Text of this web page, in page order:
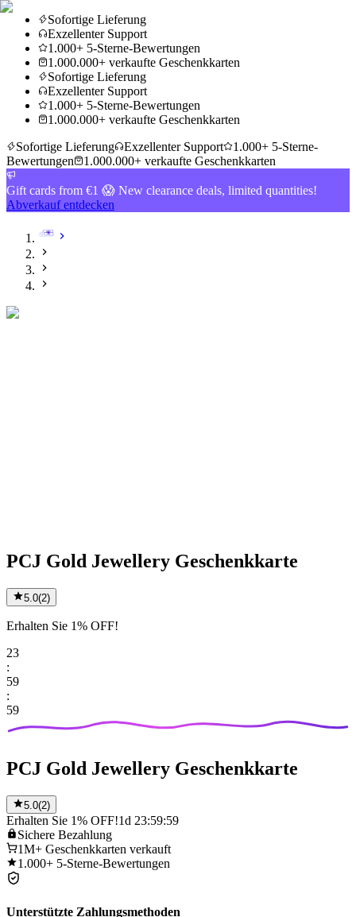
Sofortige Lieferung
Exzellenter Support
1.000+ 5-Sterne-Bewertungen
1.000.000+ verkaufte Geschenkkarten
Sofortige Lieferung
Exzellenter Support
1.000+ 5-Sterne-Bewertungen
1.000.000+ verkaufte Geschenkkarten
Sofortige Lieferung
Exzellenter Support
1.000+ 5-Sterne-
Bewertungen
1.000.000+ verkaufte Geschenkkarten
Gift cards from €1 😱 New clearance deals, limited quantities!
Abverkauf entdecken
PCJ Gold Jewellery Geschenkkarte
5.0(2)
Erhalten Sie 1% OFF!
23
:
59
:
59
PCJ Gold Jewellery Geschenkkarte
5.0(2)
Erhalten Sie 1% OFF!1d 23:59:59
Sichere Bezahlung
1M+ Geschenkkarten verkauft
1.000+ 5-Sterne-Bewertungen
Unterstützte Zahlungsmethoden